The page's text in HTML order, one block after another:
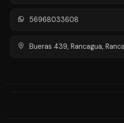
56968033608
Bueras 439, Rancagua,